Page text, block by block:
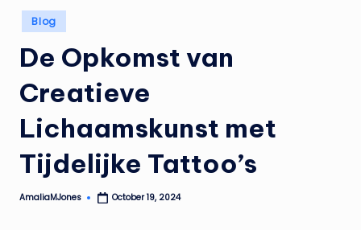
it
all
Posted
in
Blog
De Opkomst van
Creatieve
Lichaamskunst met
Tijdelijke Tattoo’s
Posted
AmaliaMJones October 19, 2024